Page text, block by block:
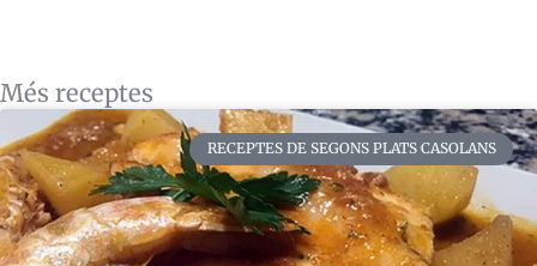
Més receptes
RECEPTES DE SEGONS PLATS CASOLANS